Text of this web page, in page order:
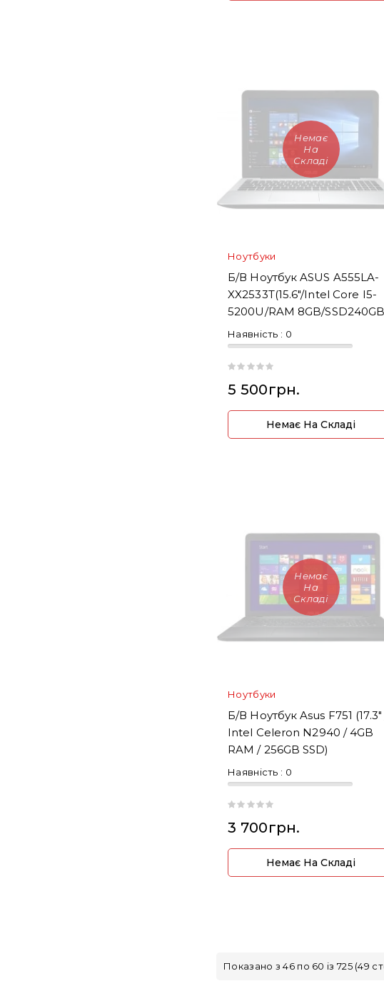
Немає
На
Складі
Ноутбуки
Б/В Ноутбук ASUS A555LA-
XX2533T(15.6"/Intel Core І5-
5200U/RAM 8GB/
Наявність : 0
5 500грн.
Немає На Складі
Немає
На
Складі
Ноутбуки
Б/В Ноутбук Asus F751
Intel Celeron N2940 / 4GB
RAM / 256GB SSD)
Наявність : 0
3 700грн.
Немає На Складі
Показано з 46 по 60 із 725 (49